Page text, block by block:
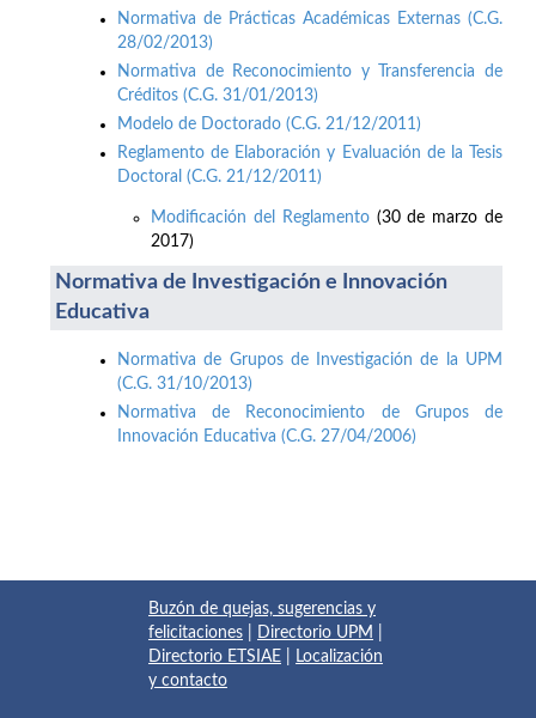
Normativa de Prácticas Académicas Externas (C.G.
28/02/2013)
Normativa de Reconocimiento y Transferencia de
Créditos (C.G. 31/01/2013)
Modelo de Doctorado (C.G. 21/12/2011)
Reglamento de Elaboración y Evaluación de la Tesis
Doctoral (C.G. 21/12/2011)
Modificación del Reglamento(30 de marzo de
2017)
Normativa de Investigación e Innovación
Educativa
Normativa de Grupos de Investigación de la UPM
(C.G. 31/10/2013)
Normativa de Reconocimiento de Grupos de
Innovación Educativa (C.G. 27/04/2006)
Buzón de quejas, sugerencias y
felicitaciones
Directorio UPM
Directorio ETSIAE
Localización
y contacto